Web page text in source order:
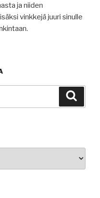
ja niiden
vinkkejä juuri sinulle